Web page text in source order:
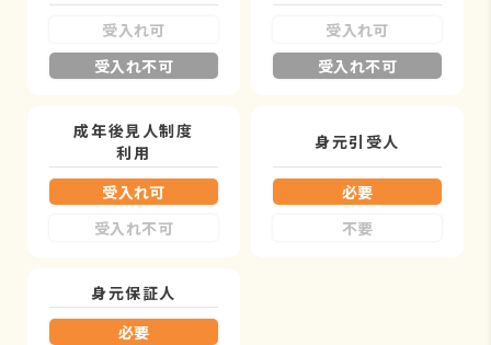
受入れ可
受入れ不可
受入れ可
受入れ不可
成年後見人制度
利用
受入れ可
受入れ不可
身元引受人
必要
不要
身元保証人
必要